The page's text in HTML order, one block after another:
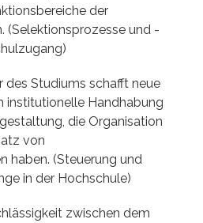
der
(Selektionsprozesse und -
des Studiums schafft neue
institutionelle Handhabung
die Organisation
von
haben. (Steuerung und
in der Hochschule)
zwischen dem